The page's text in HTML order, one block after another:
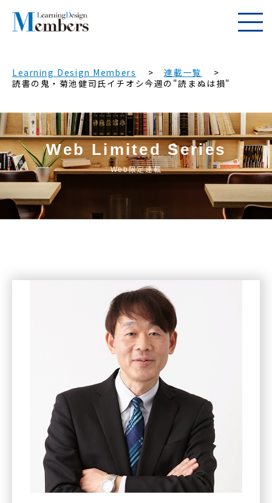
Learning Design Members
連載一覧
読書の鬼・菊池健司氏イチオシ今週の"読まぬは損"
Web Limited Series
Web限定連載